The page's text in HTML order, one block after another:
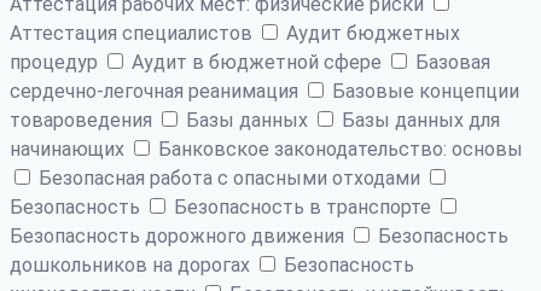
Аттестация специалистов
Аудит бюджетных
процедур
Аудит в бюджетной сфере
Базовая
сердечно-легочная реанимация
Базовые концепции
товароведения
Базы данных
Базы данных для
начинающих
Банковское законодательство: основы
Безопасная работа с опасными отходами
Безопасность
Безопасность в транспорте
Безопасность дорожного движения
Безопасность
дошкольников на дорогах
Безопасность